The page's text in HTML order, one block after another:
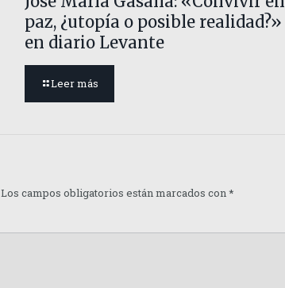
paz, ¿utopía o posible realidad?»
en diario Levante
Leer más
Los campos obligatorios están marcados con *